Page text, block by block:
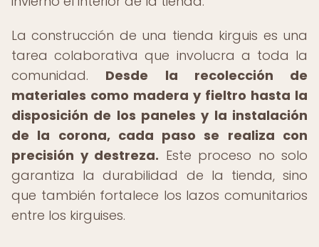
La construcción de una tienda kirguis es una
tarea colaborativa que involucra a toda la
comunidad. Desde la recolección de
materiales como madera y fieltro hasta la
disposición de los paneles y la instalación
de la corona, cada paso se realiza con
precisión y destreza. Este proceso no solo
garantiza la durabilidad de la tienda, sino
que también fortalece los lazos comunitarios
entre los kirguises.